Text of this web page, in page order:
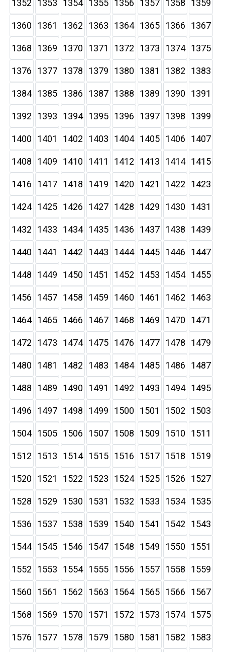
1352 1353 1354 1355 1356 1357 1358 1359
1360 1361 1362 1363 1364 1365 1366 1367
1368 1369 1370 1371 1372 1373 1374 1375
1376 1377 1378 1379 1380 1381 1382 1383
1384 1385 1386 1387 1388 1389 1390 1391
1392 1393 1394 1395 1396 1397 1398 1399
1400 1401 1402 1403 1404 1405 1406 1407
1408 1409 1410 1411 1412 1413 1414 1415
1416 1417 1418 1419 1420 1421 1422 1423
1424 1425 1426 1427 1428 1429 1430 1431
1432 1433 1434 1435 1436 1437 1438 1439
1440 1441 1442 1443 1444 1445 1446 1447
1448 1449 1450 1451 1452 1453 1454 1455
1456 1457 1458 1459 1460 1461 1462 1463
1464 1465 1466 1467 1468 1469 1470 1471
1472 1473 1474 1475 1476 1477 1478 1479
1480 1481 1482 1483 1484 1485 1486 1487
1488 1489 1490 1491 1492 1493 1494 1495
1496 1497 1498 1499 1500 1501 1502 1503
1504 1505 1506 1507 1508 1509 1510 1511
1512 1513 1514 1515 1516 1517 1518 1519
1520 1521 1522 1523 1524 1525 1526 1527
1528 1529 1530 1531 1532 1533 1534 1535
1536 1537 1538 1539 1540 1541 1542 1543
1544 1545 1546 1547 1548 1549 1550 1551
1552 1553 1554 1555 1556 1557 1558 1559
1560 1561 1562 1563 1564 1565 1566 1567
1568 1569 1570 1571 1572 1573 1574 1575
1576 1577 1578 1579 1580 1581 1582 1583